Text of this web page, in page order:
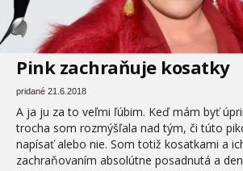
Pink zachraňuje kosatky
pridané 21.6.2018
A ja ju za to veľmi ľúbim. Keď mám byť
trocha som rozmýšľala nad tým, či túto
napísať alebo nie. Som totiž kosatkami a
zachraňovaním absolútne posadnutá a